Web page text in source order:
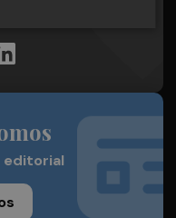
editorial